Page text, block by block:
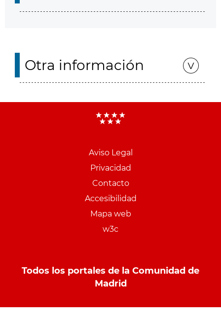
Otra información
Aviso Legal
Privacidad
Contacto
Accesibilidad
Mapa web
w3c
Todos los portales de la Comunidad de
Madrid